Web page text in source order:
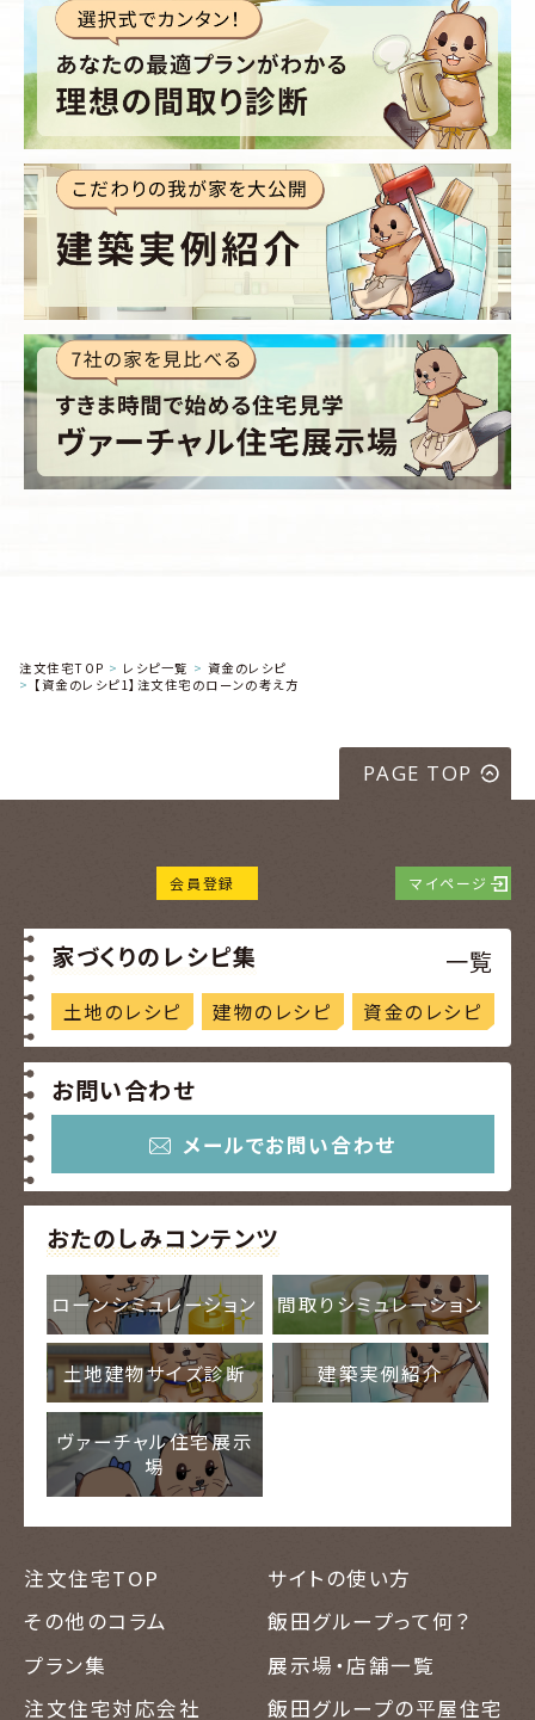
注文住宅TOP レシピ一覧
資金のレシピ
【資金のレシピ1】注文住宅のローンの考え方
PAGE TOP
会員登録 マイページ
家づくりのレシピ集 一覧
土地のレシピ 建物のレシピ 資金のレシピ
お問い合わせ
メールでお問い合わせ
おたのしみコンテンツ
ローンシミュレーション 間取りシミュレーション
土地建物サイズ診断 建築実例紹介
ヴァーチャル住宅展示
場
注文住宅TOP
サイトの使い方
その他のコラム
飯田グループって何？
プラン集
展示場・店舗一覧
注文住宅対応会社
飯田グループの平屋住宅